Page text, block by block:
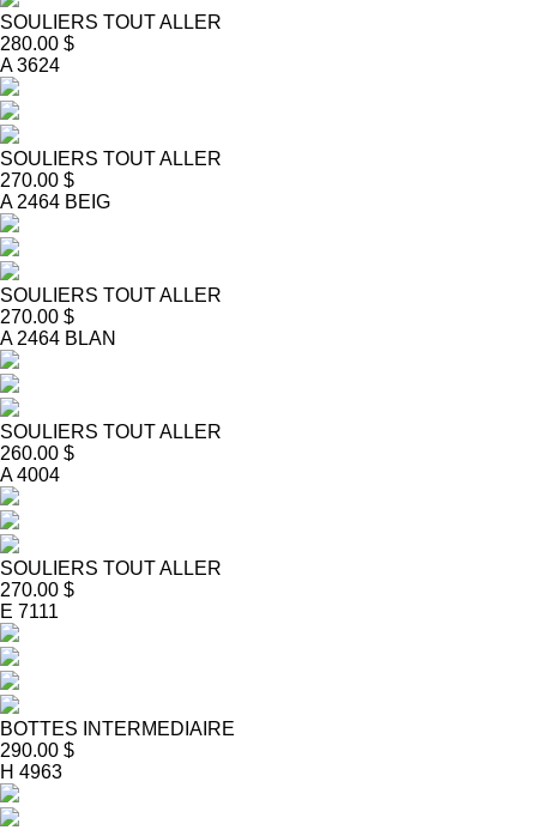
SOULIERS TOUT ALLER
280.00 $
A 3624
SOULIERS TOUT ALLER
270.00 $
A 2464 BEIG
SOULIERS TOUT ALLER
270.00 $
A 2464 BLAN
SOULIERS TOUT ALLER
260.00 $
A 4004
SOULIERS TOUT ALLER
270.00 $
E 7111
BOTTES INTERMEDIAIRE
290.00 $
H 4963